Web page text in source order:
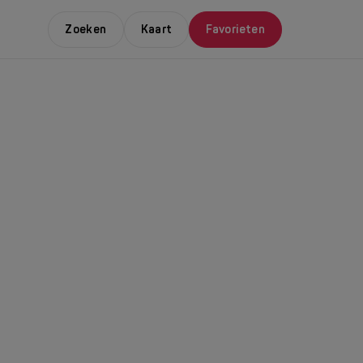
Zoeken Kaart Favorieten